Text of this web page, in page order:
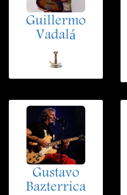
Guillermo
Vadalá
Gustavo
Bazterrica